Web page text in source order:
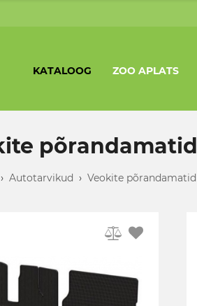
KATALOOG ZOO APLATS
põrandamatid
› Autotarvikud › Veokite põrandamatid